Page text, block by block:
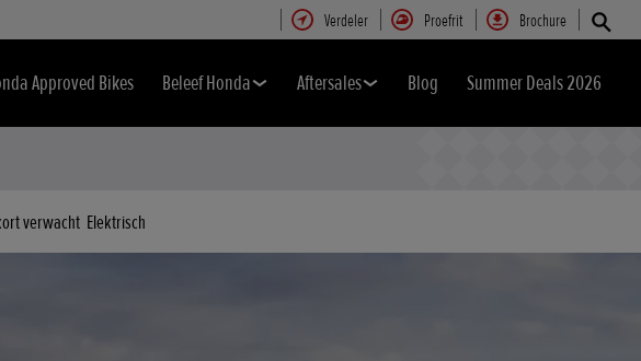
Verdeler Proefrit Brochure
Approved Bikes Beleef Honda Aftersales Blog Summer Deals 2026
verwacht Elektrisch